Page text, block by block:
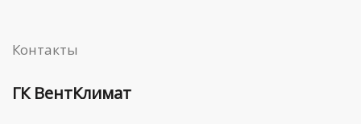
Контакты
ГК ВентКлимат